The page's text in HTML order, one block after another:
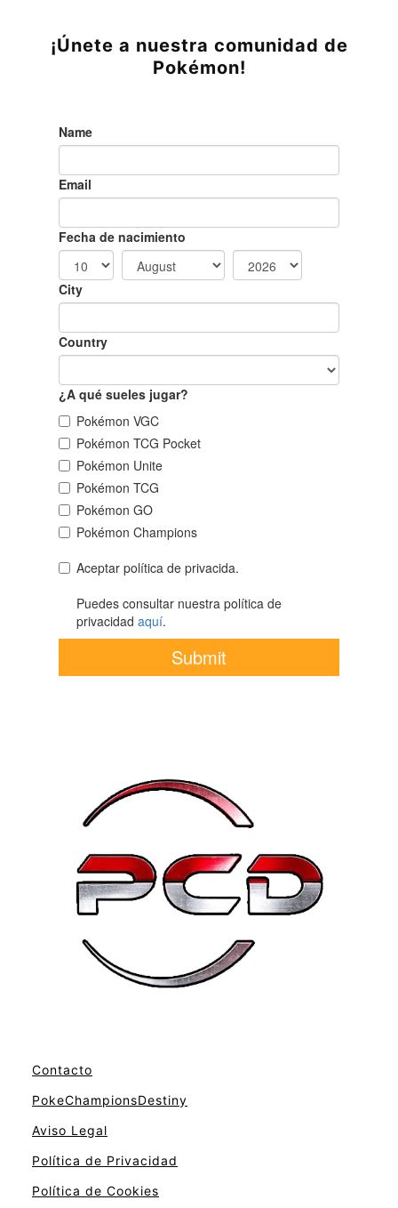
¡Únete a nuestra comunidad de
Pokémon!
Contacto
PokeChampionsDestiny
Aviso Legal
Política de Privacidad
Política de Cookies